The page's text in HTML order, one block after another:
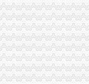
确保安全工作
展
救灾工作
域蔬菜产业
改工作